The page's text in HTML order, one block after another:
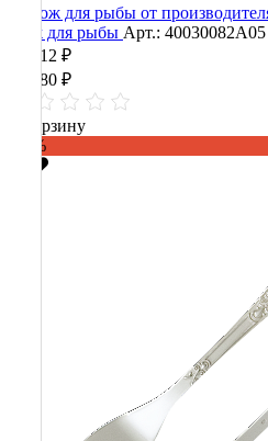
Нож для рыбы Арт.: 40030082А05
16 512 ₽
41 280 ₽
В корзину
-60%